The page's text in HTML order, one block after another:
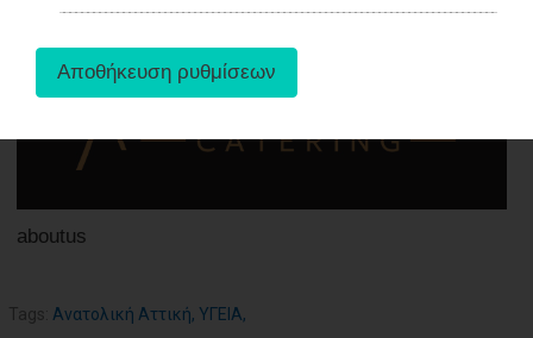
aboutus
Tags: Ανατολική Αττική, ΥΓΕΙΑ,